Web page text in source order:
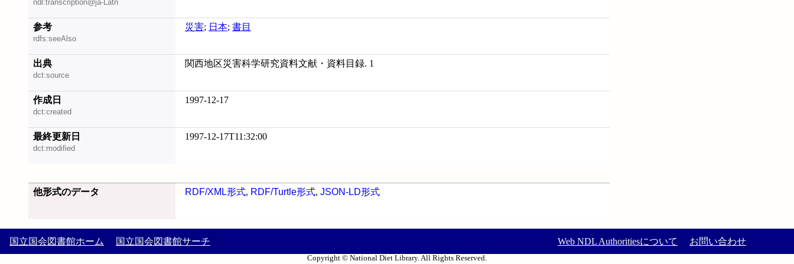
ndl:transcription@ja-Latn
参考
rdfs:seeAlso
災害; 日本; 書目
出典
dct:source
関西地区災害科学研究資料文献・資料目録. 1
作成日
dct:created
1997-12-17
最終更新日
dct:modified
1997-12-17T11:32:00
他形式のデータ RDF/XML形式, RDF/Turtle形式, JSON-LD形式
国立国会図書館ホーム 国立国会図書館サーチ Web NDL Authoritiesについて お問い合わせ
Copyright © National Diet Library. All Rights Reserved.